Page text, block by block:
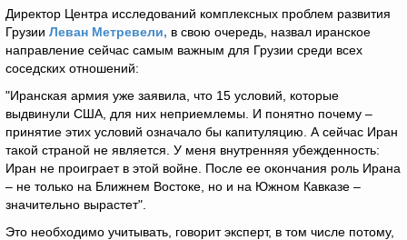
Директор Центра исследований комплексных проблем развития
Грузии Леван Метревели, в свою очередь, назвал иранское
направление сейчас самым важным для Грузии среди всех
соседских отношений:
"Иранская армия уже заявила, что 15 условий, которые
выдвинули США, для них неприемлемы. И понятно почему –
принятие этих условий означало бы капитуляцию. А сейчас Иран
такой страной не является. У меня внутренняя убежденность:
Иран не проиграет в этой войне. После ее окончания роль Ирана
– не только на Ближнем Востоке, но и на Южном Кавказе –
значительно вырастет".
Это необходимо учитывать, говорит эксперт, в том числе потому,